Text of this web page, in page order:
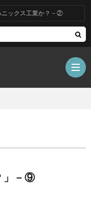
冤
ス工業か？－②
」－⑨